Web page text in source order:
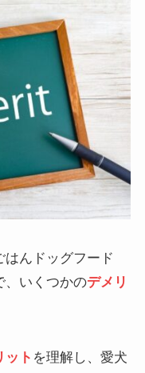
はんドッグフード
、いくつかのデメリ
ット を理解し、愛犬